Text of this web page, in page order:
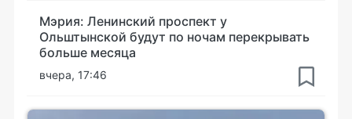
Мэрия: Ленинский проспект у
Ольштынской будут по ночам перекрывать
больше месяца
вчера, 17:46